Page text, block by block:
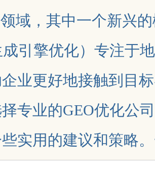
领域，其中一个新兴
成引擎优化）专注于
业更好地接触到目
专业的GEO优化公
实用的建议和策略